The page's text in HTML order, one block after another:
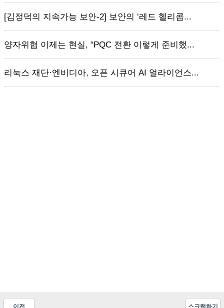
[김정덕의 지속가능 보안-2] 보안의 ‘레드 헬리콥...
양자위협 이제는 현실, “PQC 전환 이렇게 준비했...
리눅스 재단·엔비디아, 오픈 시큐어 AI 얼라이언스...
이전 스크랩하기